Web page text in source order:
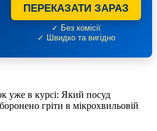
ПЕРЕКАЗАТИ ЗАРАЗ
✓ Без комісії
✓ Швидко та вигідно
уже в курсі: Який посуд
гріти в мікрохвильовій